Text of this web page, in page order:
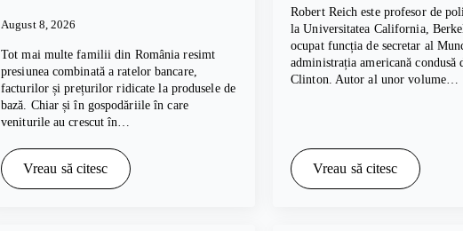
August 8, 2026
Tot mai multe familii din România resimt
presiunea combinată a ratelor bancare,
facturilor și prețurilor ridicate la produsele de
bază. Chiar și în gospodăriile în care
veniturile au crescut în…
Vreau să citesc
Robert Reich este profesor de
la Universitatea California,
ocupat funcția de secretar al
administrația americană condusă
Clinton. Autor al unor volume…
Vreau să citesc